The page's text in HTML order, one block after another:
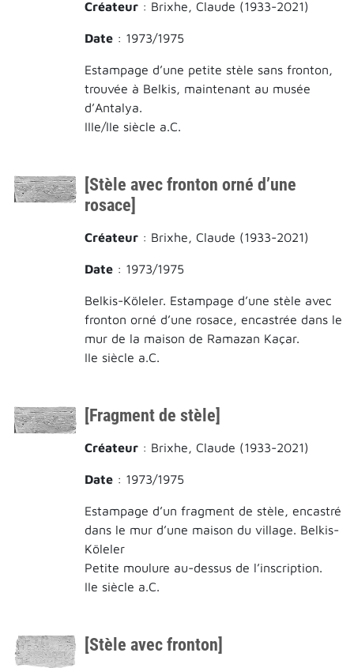
Créateur : Brixhe, Claude (1933-2021)
Date : 1973/1975
Estampage d’une petite stèle sans fronton,
trouvée à Belkis, maintenant au musée
d’Antalya.
IIIe/IIe siècle a.C.
[Stèle avec fronton orné d’une
rosace]
Créateur : Brixhe, Claude (1933-2021)
Date : 1973/1975
Belkis-Köleler. Estampage d’une stèle avec
fronton orné d’une rosace, encastrée dans le
mur de la maison de Ramazan Kaçar.
IIe siècle a.C.
[Fragment de stèle]
Créateur : Brixhe, Claude (1933-2021)
Date : 1973/1975
Estampage d’un fragment de stèle, encastré
dans le mur d’une maison du village. Belkis-
Köleler
Petite moulure au-dessus de l’inscription.
IIe siècle a.C.
[Stèle avec fronton]